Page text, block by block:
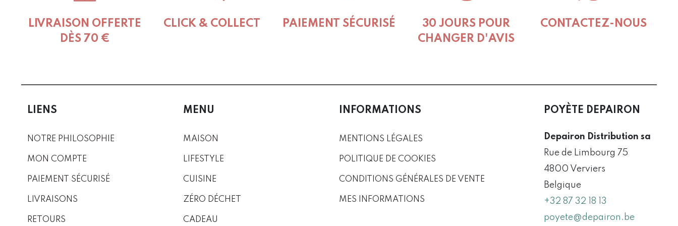
page
LIVRAISON OFFERTE
DÈS 70 €
CLICK & COLLECT PAIEMENT SÉCURISÉ
30 JOURS POUR
CHANGER D'AVIS
CONTACTEZ-NOUS
LIENS
NOTRE PHILOSOPHIE
MON COMPTE
PAIEMENT SÉCURISÉ
LIVRAISONS
RETOURS
MENU
MAISON
LIFESTYLE
CUISINE
ZÉRO DÉCHET
CADEAU
INFORMATIONS
MENTIONS LÉGALES
POLITIQUE DE COOKIES
CONDITIONS GÉNÉRALES DE VENTE
MES INFORMATIONS
POYÈTE DEPAIRON
Depairon Distribution sa
Rue de Limbourg 75
4800 Verviers
Belgique
+32 87 32 18 13
poyete@depairon.be